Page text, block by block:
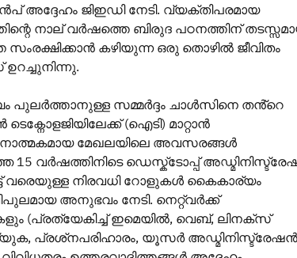
അദ്ദേഹം ജിഇഡി നേടി. വ്യക്തിപരമായ
നാല് വർഷത്തെ ബിരുദ പഠനത്തിന്
കഴിയുന്ന ഒരു തൊഴിൽ ജീവിതം
ഉറച്ചുനിന്നു.
പുലർത്താനുള്ള സമ്മർദ്ദം ചാൾസിനെ തൻ്റെ
(ഐടി) മാറ്റാൻ
മേഖലയിലെ അവസരങ്ങൾ
15 വർഷത്തിനിടെ ഡെസ്ക്ടോപ്പ്
വരെയുള്ള നിരവധി റോളുകൾ കൈകാര്യം
അനുഭവം നേടി. നെറ്റ്‌വർക്ക്
(പ്രത്യേകിച്ച് ഇമെയിൽ, വെബ്, ലിനക്സ്
പ്രശ്‌നപരിഹാരം, യൂസർ